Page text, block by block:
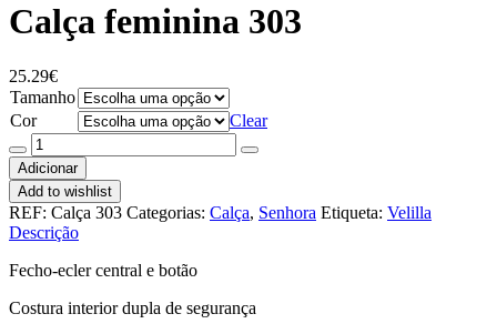
Calça feminina 303
25.29€
Tamanho
Cor
Clear
Quantidade
de
Calça
feminina
303
Adicionar
Add to wishlist
REF: Calça 303 Categorias: Calça, Senhora Etiqueta: Velilla
Descrição
Fecho-ecler central e botão
Costura interior dupla de segurança